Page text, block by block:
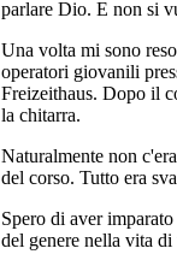
parlare Dio. E non si
Una volta mi sono
operatori giovanili
Freizeithaus. Dopo il
la chitarra.
Naturalmente non
del corso. Tutto era
Spero di aver
del genere nella vita